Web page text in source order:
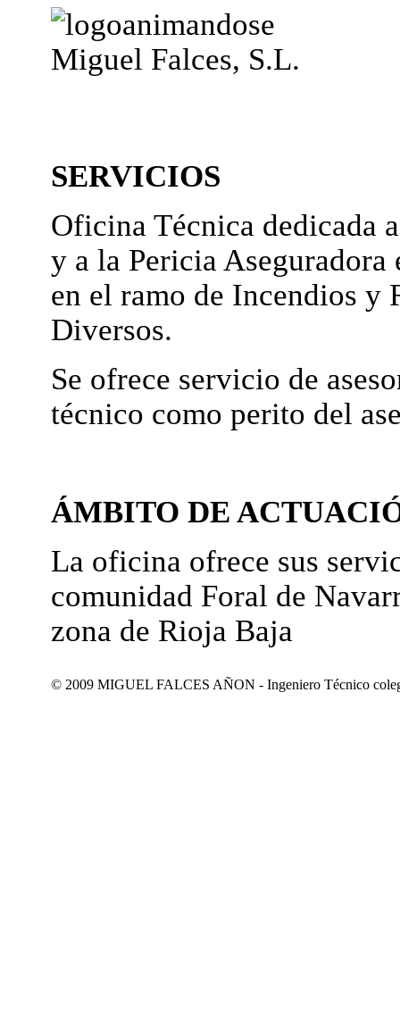
Miguel Falces, S.L.
SERVICIOS
Oficina Técnica dedicada
y a la Pericia Aseguradora
en el ramo de Incendios y
Diversos.
Se ofrece servicio de
técnico como perito del
ÁMBITO DE
La oficina ofrece sus
comunidad Foral de
zona de Rioja Baja
© 2009 MIGUEL FALCES AÑON - Ingeniero Técnico